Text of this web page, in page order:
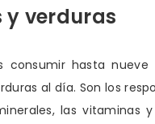
y verduras
consumir hasta nueve
al día. Son los
las vitaminas